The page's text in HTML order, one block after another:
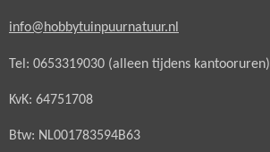
info@hobbytuinpuurnatuur.nl
Tel: 0653319030 (alleen tijdens kantooruren)
KvK: 64751708
Btw: NL001783594B63